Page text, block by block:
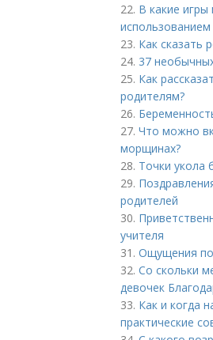
22. В какие
23. Как сказать
24. 37
25. Как
родителям?
26.
27. Что можно
морщинах?
28. Точки
29.
родителей
30.
учителя
31. Ощущения
32. Со скольки
девочек
33. Как и когда
практические